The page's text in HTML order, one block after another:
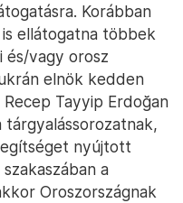
Korábban
ellátogatna többek
és/vagy orosz
elnök kedden
Recep Tayyip Erdoğan
nyújtott
a
Oroszországnak